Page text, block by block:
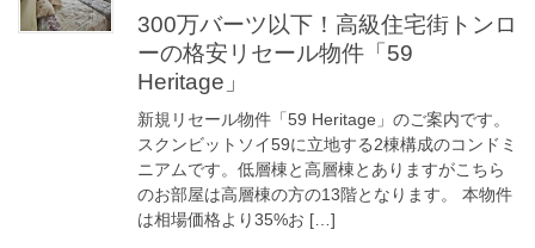
300万バーツ以下！高級住宅街トンロ
ーの格安リセール物件「59
Heritage」
新規リセール物件「59 Heritage」のご案内です。
スクンビットソイ59に立地する2棟構成のコンドミ
ニアムです。低層棟と高層棟とありますがこちら
のお部屋は高層棟の方の13階となります。 本物件
は相場価格より35%お […]